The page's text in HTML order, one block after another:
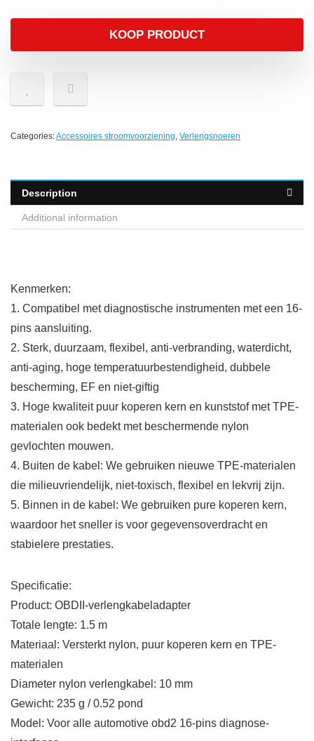
KOOP PRODUCT
Categories:Accessoires stroomvoorziening, Verlengsnoeren
Description
Additional information
Kenmerken:
1. Compatibel met diagnostische instrumenten met een 16-
pins aansluiting.
2. Sterk, duurzaam, flexibel, anti-verbranding, waterdicht,
anti-aging, hoge temperatuurbestendigheid, dubbele
bescherming, EF en niet-giftig
3. Hoge kwaliteit puur koperen kern en kunststof met TPE-
materialen ook bedekt met beschermende nylon
gevlochten mouwen.
4. Buiten de kabel: We gebruiken nieuwe TPE-materialen
die milieuvriendelijk, niet-toxisch, flexibel en lekvrij zijn.
5. Binnen in de kabel: We gebruiken pure koperen kern,
waardoor het sneller is voor gegevensoverdracht en
stabielere prestaties.
Specificatie:
Product: OBDII-verlengkabeladapter
Totale lengte: 1.5 m
Materiaal: Versterkt nylon, puur koperen kern en TPE-
materialen
Diameter nylon verlengkabel: 10 mm
Gewicht: 235 g / 0.52 pond
Model: Voor alle automotive obd2 16-pins diagnose-